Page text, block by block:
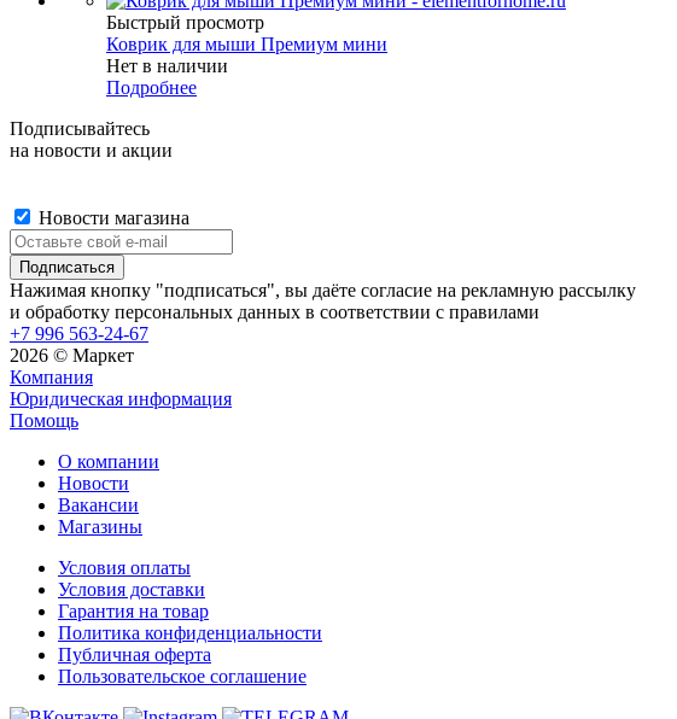
Быстрый просмотр
Коврик для мыши Премиум мини
Нет в наличии
Подробнее
Подписывайтесь
на новости и акции
Новости магазина
Нажимая кнопку "подписаться", вы даёте согласие на рекламную рассылку
и обработку персональных данных в соответствии с правилами
+7 996 563-24-67
2026 © Маркет
Компания
Юридическая информация
Помощь
О компании
Новости
Вакансии
Магазины
Условия оплаты
Условия доставки
Гарантия на товар
Политика конфиденциальности
Публичная оферта
Пользовательское соглашение